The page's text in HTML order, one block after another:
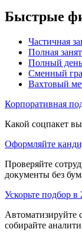
Быстрые
Частичная
Полная
Полный день
Сменный
Вахтовый
Корпоративная
Какой соцпакет
Оформляйте
Проверяйте
документы без
Ускорьте подбор в
Автоматизируйте
собирайте